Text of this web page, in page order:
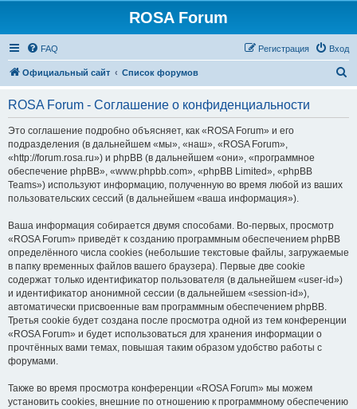
ROSA Forum
FAQ Вход
Регистрация
Официальный сайт Список форумов
ROSA Forum - Соглашение о конфиденциальности
Это соглашение подробно объясняет, как «ROSA Forum» и его
подразделения (в дальнейшем «мы», «наш», «ROSA Forum»,
«http://forum.rosa.ru») и phpBB (в дальнейшем «они», «программное
обеспечение phpBB», «www.phpbb.com», «phpBB Limited», «phpBB
Teams») используют информацию, полученную во время любой из ваших
пользовательских сессий (в дальнейшем «ваша информация»).
Ваша информация собирается двумя способами. Во-первых, просмотр
«ROSA Forum» приведёт к созданию программным обеспечением phpBB
определённого числа cookies (небольшие текстовые файлы, загружаемые
в папку временных файлов вашего браузера). Первые две cookie
содержат только идентификатор пользователя (в дальнейшем «user-id»)
и идентификатор анонимной сессии (в дальнейшем «session-id»),
автоматически присвоенные вам программным обеспечением phpBB.
Третья cookie будет создана после просмотра одной из тем конференции
«ROSA Forum» и будет использоваться для хранения информации о
прочтённых вами темах, повышая таким образом удобство работы с
форумами.
Также во время просмотра конференции «ROSA Forum» мы можем
установить cookies, внешние по отношению к программному обеспечению